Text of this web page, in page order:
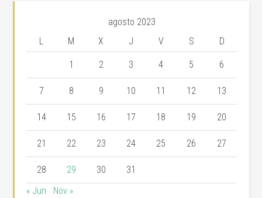
agosto 2023
L
M X J V S D
1 2 3 4 5 6
7 8 9 10 11 12 13
14 15 16 17 18 19 20
21 22 23 24 25 26 27
28 29 30
31
« Jun
Nov »